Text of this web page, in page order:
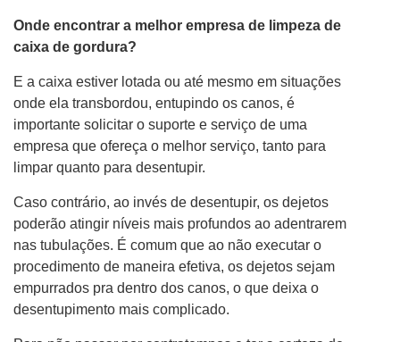
Onde encontrar a melhor empresa de limpeza de
caixa de gordura?
E a caixa estiver lotada ou até mesmo em situações
onde ela transbordou, entupindo os canos, é
importante solicitar o suporte e serviço de uma
empresa que ofereça o melhor serviço, tanto para
limpar quanto para desentupir.
Caso contrário, ao invés de desentupir, os dejetos
poderão atingir níveis mais profundos ao adentrarem
nas tubulações. É comum que ao não executar o
procedimento de maneira efetiva, os dejetos sejam
empurrados pra dentro dos canos, o que deixa o
desentupimento mais complicado.